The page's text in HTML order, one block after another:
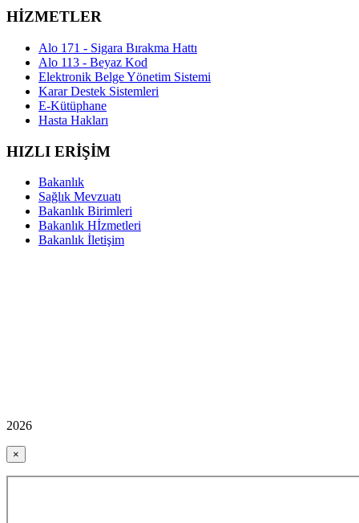
HİZMETLER
Alo 171 - Sigara Bırakma Hattı
Alo 113 - Beyaz Kod
Elektronik Belge Yönetim Sistemi
Karar Destek Sistemleri
E-Kütüphane
Hasta Hakları
HIZLI ERİŞİM
Bakanlık
Sağlık Mevzuatı
Bakanlık Birimleri
Bakanlık Hİzmetleri
Bakanlık İletişim
2026
×